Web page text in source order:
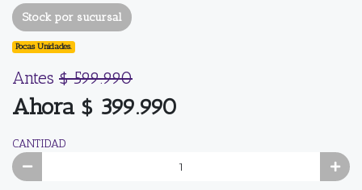
Stock por sucursal
Pocas Unidades.
Antes $ 599.990
Ahora $ 399.990
CANTIDAD